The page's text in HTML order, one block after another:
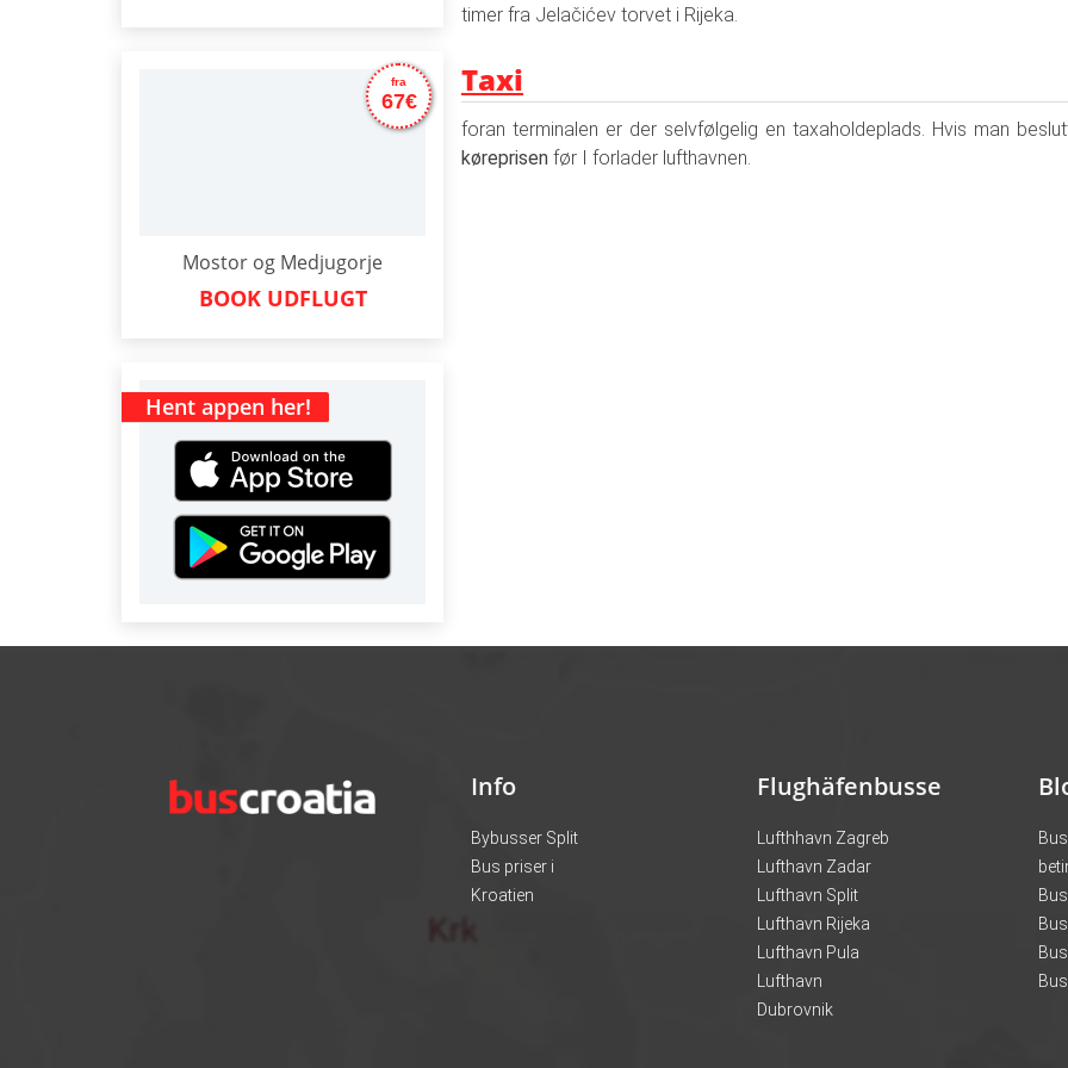
Mostor og Medjugorje
fra
67€
BOOK UDFLUGT
Hent appen her!
timer fra Jelačićev torvet i Rijeka.
Taxi
foran terminalen er der selvfølgelig en taxaholdeplads. Hvis man
køreprisen før I forlader lufthavnen.
Info
Bybusser Split
Bus priser i
Kroatien
Flughäfenbusse
Lufthhavn Zagreb
Lufthavn Zadar
Lufthavn Split
Lufthavn Rijeka
Lufthavn Pula
Lufthavn
Dubrovnik